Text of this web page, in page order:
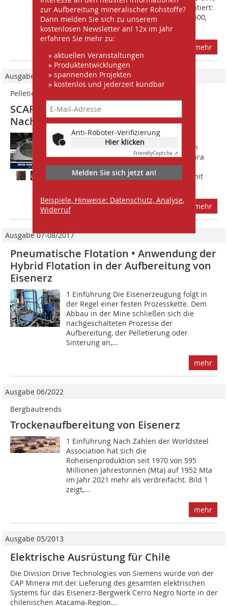
zur Aufbereitung mineralischer Rohstoffe?
Dann melden Sie sich zu unserem
kostenlosen Newsletter an! 12x im Jahr
erfahren Sie mehr zu:
» aktuellen Veranstaltungen
» Produktentwicklungen
» spannenden Projekten
» kostenlos und jederzeit kündbar
Anti-Roboter-Verifizierung
Hier klicken
FriendlyCaptcha ⇗
Melden Sie sich jetzt an!
Beispiele, Hinweise: Datenschutz, Analyse,
Widerruf
innovative Pelletiertechnologie präsentiert:
Die Pelletierscheibe SCARABAEUS® 7500,
mit der das...
mehr
Ausgabe 12/2021
Pelletierung von Eisenerzen
SCARABAEUS© 7500-Pelletierteller:
Nachhaltigkeit trifft auf Effizienz
M?it dem Gewinn eines weiteren
Großauftrages für die Pelletierung von
Eisenerzen hat Haver & Boecker Niagara
eine weitere Erfolgsgeschichte in sein
Portfolio aufgenommen und stellt damit
mehr
Ausgabe 07-08/2017
Pneumatische Flotation • Anwendung der
Hybrid Flotation in der Aufbereitung von
Eisenerz
1 Einführung Die Eisenerzeugung folgt in
der Regel einer festen Prozesskette. Dem
Abbau in der Mine schließen sich die
nachgeschalteten Prozesse der
Aufbereitung, der Pelletierung oder
Sinterung an,...
mehr
Ausgabe 06/2022
Bergbautrends
Trockenaufbereitung von Eisenerz
1 Einführung Nach Zahlen der Worldsteel
Association hat sich die
Roheisenproduktion seit 1970 von 595
Millionen Jahrestonnen (Mta) auf 1952 Mta
im Jahr 2021 mehr als verdreifacht. Bild 1
zeigt,...
mehr
Ausgabe 05/2013
Elektrische Ausrüstung für Chile
Die Division Drive Technologies von Siemens wurde von der
CAP Minera mit der Lieferung des gesamten elektrischen
Systems für das Eisenerz-Bergwerk Cerro Negro Norte in der
chilenischen Atacama-Region...